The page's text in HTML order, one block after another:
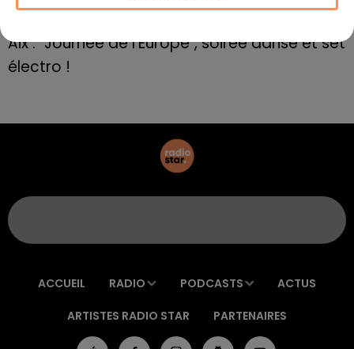
Aix : "Journée de l’Europe", soirée danse et set
électro !
ACCUEIL RADIO PODCASTS ACTUS
ARTISTES RADIO STAR PARTENAIRES